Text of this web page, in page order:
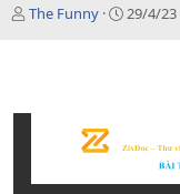
T
ả
The Funny
C
n
29/4/23